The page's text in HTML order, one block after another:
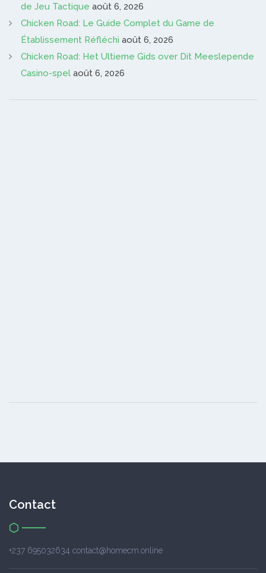
de Jeu Tactique août 6, 2026
Chicken Road: Le Guide Complet du Game de
Établissement Réfléchi août 6, 2026
Chicken Road: Het Ultieme Gids over Dit Meeslepende
Casino-spel août 6, 2026
Contact
+237 695032634 contact@homecm.online